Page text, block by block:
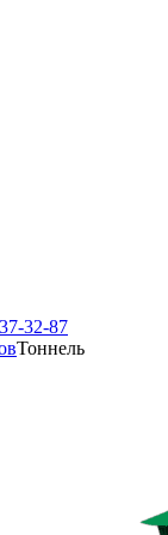
32-87
Тоннель